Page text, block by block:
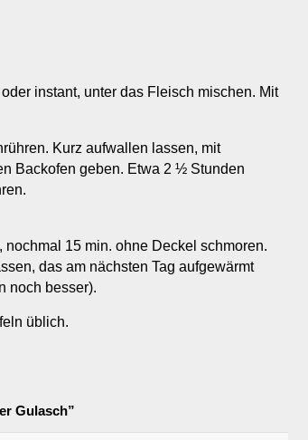
instant, unter das Fleisch mischen. Mit
Kurz aufwallen lassen, mit
Backofen geben. Etwa 2 ½ Stunden
15 min. ohne Deckel schmoren.
das am nächsten Tag aufgewärmt
noch besser).
üblich.
Gulasch”